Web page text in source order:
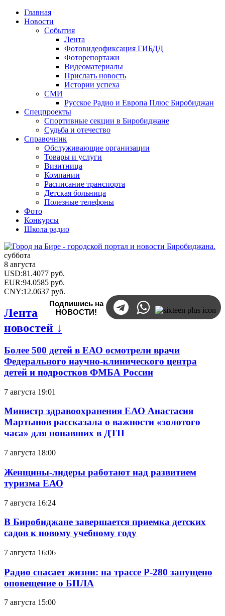
Главная
Новости
События
Лента
Фотовидеофиксация ГИБДД
Фоторепортажи
Видеоматериалы
Прислать новость
Истории успеха
СМИ
Русское Радио и Европа Плюс Биробиджан
Спецпроекты
Спортивные секции в Биробиджане
Судьба и отечество
Справочник
Обслуживающие организации
Товары и услуги
Визитница
Компании
Расписание транспорта
Детская больница
Полезные телефоны
Фото
Конкурсы
Школа радио
суббота
8 августа
USD:81.4077 руб.
EUR:94.0585 руб.
CNY:12.0637 руб.
Подпишись на
НОВОСТИ!
Лента
новостей ↓
Более 500 детей в ЕАО осмотрели врачи
Федерального научно-клинического центра
детей и подростков ФМБА России
7 августа 19:01
Министр здравоохранения ЕАО Анастасия
Мартынов рассказала о важности «золотого
часа» для попавших в ДТП
7 августа 18:00
Женщины-лидеры работают над развитием
туризма ЕАО
7 августа 16:24
В Биробиджане завершается приемка детских
садов к новому учебному году
7 августа 16:06
Радио спасает жизни: на трассе Р-280 запущено
оповещение о БПЛА
7 августа 15:00